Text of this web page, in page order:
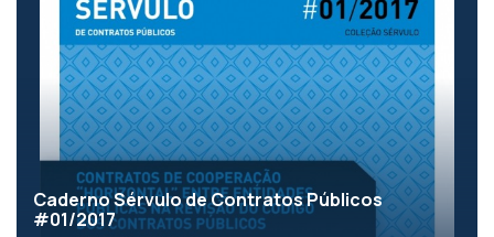
Caderno Sérvulo de Contratos Públicos
#01/2017